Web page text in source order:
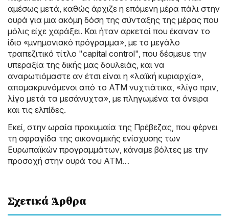
αμέσως μετά, καθώς άρχιζε η επόμενη μέρα πάλι στην
ουρά για μια ακόμη δόση της σύνταξης της μέρας που
μόλις είχε χαράξει. Και ήταν αρκετοί που έκαναν το
ίδιο «μνημονιακό πρόγραμμα», με το μεγάλο
τραπεζιτικό τίτλο "capital control", που δέσμευε την
υπεραξία της δικής μας δουλειάς, και να
αναρωτιόμαστε αν έτσι είναι η «λαϊκή κυριαρχία»,
απομακρυνόμενοι από το ATM νυχτιάτικα, «λίγο πριν,
λίγο μετά τα μεσάνυχτα», με πληγωμένα τα όνειρα
και τις ελπίδες.
Εκεί, στην ωραία προκυμαία της Πρέβεζας, που φέρνει
τη σφραγίδα της οικονομικής ενίσχυσης των
Ευρωπαϊκών προγραμμάτων, κάναμε βόλτες με την
προσοχή στην ουρά του ΑΤΜ…
Σχετικά Άρθρα